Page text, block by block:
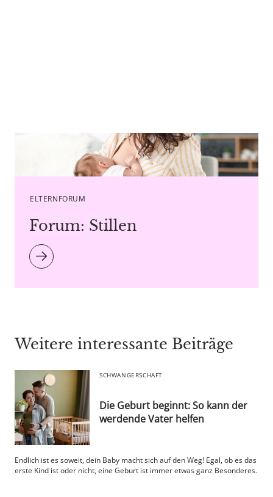
Caption Pixel-Shot - Copyright agency stock.adobe.com
ELTERNFORUM
Forum: Stillen
Weitere interessante Beiträge
SCHWANGERSCHAFT
Die Geburt beginnt: So kann der
werdende Vater helfen
Endlich ist es soweit, dein Baby macht sich auf den Weg! Egal, ob es das
erste Kind ist oder nicht, eine Geburt ist immer etwas ganz Besonderes.